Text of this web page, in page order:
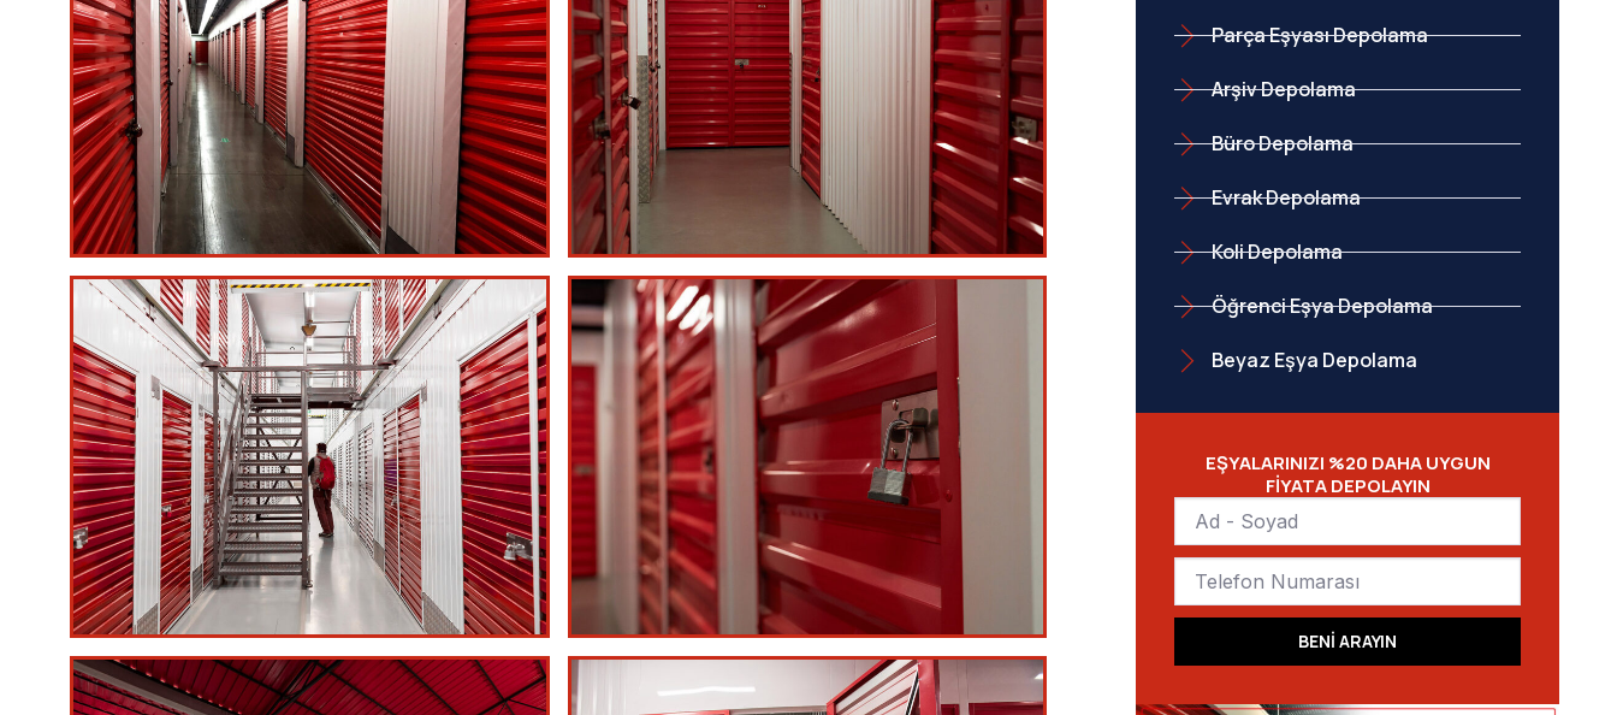
Parça Eşyası Depolama
Arşiv Depolama
Büro Depolama
Evrak Depolama
Koli Depolama
Öğrenci Eşya Depolama
Beyaz Eşya Depolama
EŞYALARINIZI %20 DAHA UYGUN
FİYATA DEPOLAYIN
BENİ ARAYIN